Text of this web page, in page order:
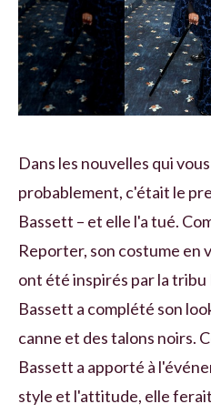
Dans les nouvelles qui
probablement, c'était le
Bassett – et elle l'a tué.
Reporter, son costume en
ont été inspirés par la tribu
Bassett a complété son
canne et des talons noirs.
Bassett a apporté à
style et l'attitude, elle